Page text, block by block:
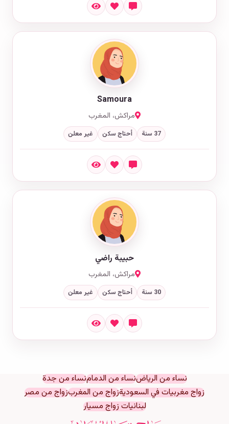
Samoura
مراكش، المغرب
37 سنة أحتاج سكن غير معلن
حبيبة راضي
مراكش، المغرب
30 سنة أحتاج سكن غير معلن
نساء من الرياضنساء من الدمامنساء من جدة
زواج مغربيات في السعوديةزواج من المغربزواج من مصر
لبنانيات زواج مسيار